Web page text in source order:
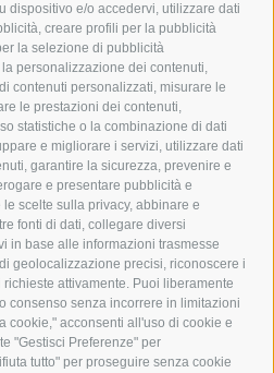
dispositivo e/o accedervi, utilizzare dati
creare profili per la pubblicità
la selezione di pubblicità
personalizzazione dei contenuti,
contenuti personalizzati, misurare le
le prestazioni dei contenuti,
statistiche o la combinazione di dati
e migliorare i servizi, utilizzare dati
garantire la sicurezza, prevenire e
e presentare pubblicità e
scelte sulla privacy, abbinare e
fonti di dati, collegare diversi
in base alle informazioni trasmesse
geolocalizzazione precisi, riconoscere i
attivamente. Puoi liberamente
consenso senza incorrere in limitazioni
cookie," acconsenti all'uso di cookie e
"Gestisci Preferenze" per
tutto" per proseguire senza cookie